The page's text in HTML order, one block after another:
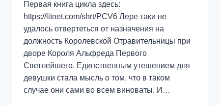
Первая книга цикла здесь:
https://litnet.com/shrt/PCV6 Лере таки не
удалось отвертеться от назначения на
должность Королевской Отравительницы при
дворе Короля Альфреда Первого
Светлейшего. Единственным утешением для
девушки стала мысль о том, что в таком
случае они сами во всем виноваты. И…